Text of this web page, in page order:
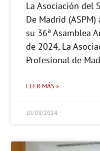
La Asociación del
De Madrid
su 36ª Asamblea
de 2024, La
Profesional de
LEER MÁS »
10/03/2024